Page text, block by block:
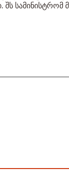
სამინისტრომ